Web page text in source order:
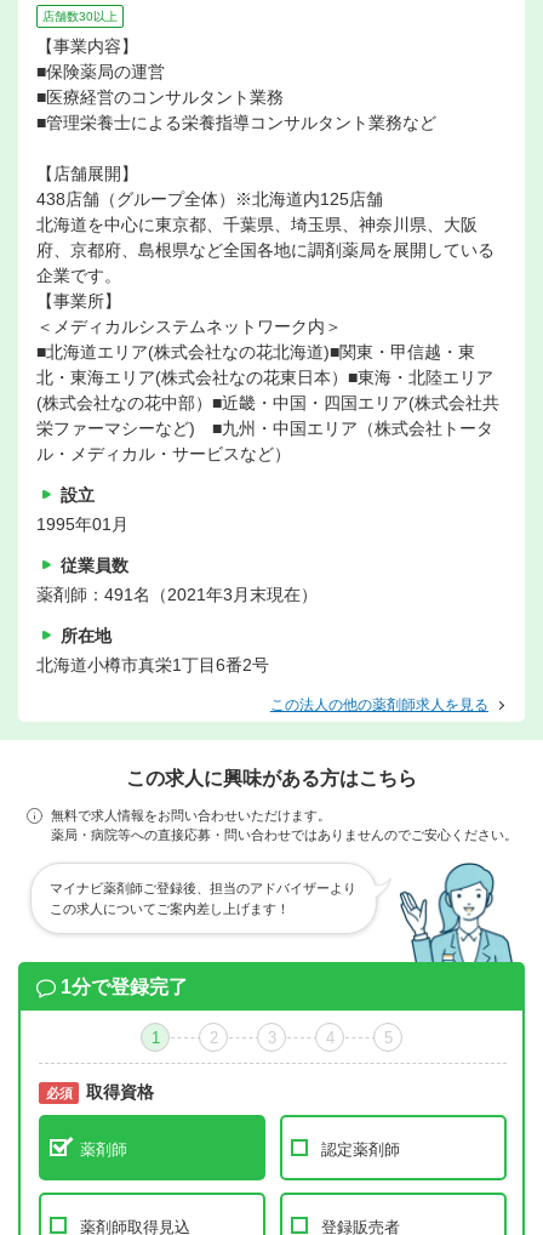
店舗数30以上
【事業内容】
■保険薬局の運営
■医療経営のコンサルタント業務
■管理栄養士による栄養指導コンサルタント業務など
【店舗展開】
438店舗（グループ全体）※北海道内125店舗
北海道を中心に東京都、千葉県、埼玉県、神奈川県、大阪
府、京都府、島根県など全国各地に調剤薬局を展開している
企業です。
【事業所】
＜メディカルシステムネットワーク内＞
■北海道エリア(株式会社なの花北海道)■関東・甲信越・東
北・東海エリア(株式会社なの花東日本）■東海・北陸エリア
(株式会社なの花中部）■近畿・中国・四国エリア(株式会社共
栄ファーマシーなど) ■九州・中国エリア（株式会社トータ
ル・メディカル・サービスなど）
設立
1995年01月
従業員数
薬剤師：491名（2021年3月末現在）
所在地
北海道小樽市真栄1丁目6番2号
この法人の他の薬剤師求人を見る
この求人に興味がある方はこちら
無料で求人情報をお問い合わせいただけます。
薬局・病院等への直接応募・問い合わせではありませんのでご安心ください。
マイナビ薬剤師ご登録後、担当のアドバイザーより
この求人についてご案内差し上げます！
1分で登録完了
1 2 3 4 5
必須 取得資格
薬剤師 認定薬剤師
薬剤師取得見込 登録販売者